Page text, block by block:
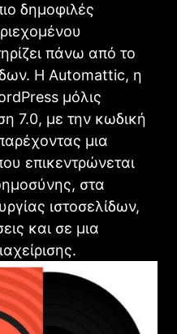
δημοφιλές
πάνω από το
H Automattic, η
μόλις
7.0, με την κωδική
μια
επικεντρώνεται
στα
ιστοσελίδων,
και σε μια